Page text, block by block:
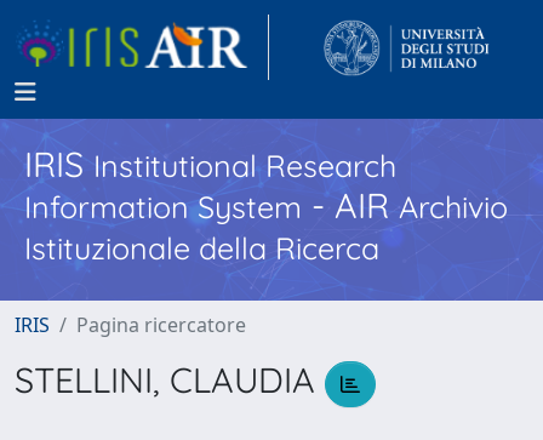
IRISInstitutional Research
Information System - AIR Archivio
Istituzionale della Ricerca
IRIS Pagina ricercatore
STELLINI, CLAUDIA